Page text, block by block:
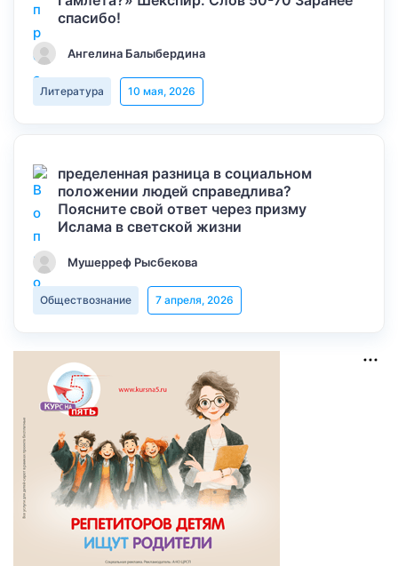
спасибо!
Ангелина Балыбердина
Литература 10 мая, 2026
пределенная разница в социальном
положении людей справедлива?
Поясните свой ответ через призму
Ислама в светской жизни
Мушерреф Рысбекова
Обществознание 7 апреля, 2026